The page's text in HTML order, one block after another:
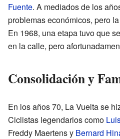
Fuente. A mediados de los
problemas económicos, pero
En 1968, una etapa tuvo que
en la calle, pero
Consolidación y
En los años 70, La Vuelta se
Ciclistas legendarios como
Freddy Maertens y Bernard